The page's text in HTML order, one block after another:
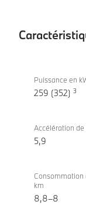
techniques
xDrive40d
Puissance en
259 (352) 3
Accélération
5,9
Consommation
km
8,8–8